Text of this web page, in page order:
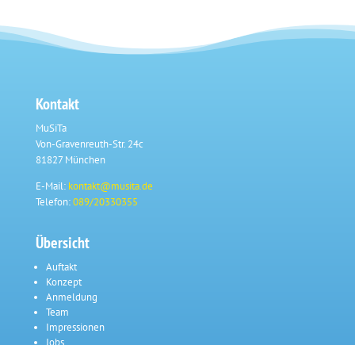
Kontakt
MuSiTa
Von-Gravenreuth-Str. 24c
81827 München
E-Mail: kontakt@musita.de
Telefon:089/20330355
Übersicht
Auftakt
Konzept
Anmeldung
Team
Impressionen
Jobs